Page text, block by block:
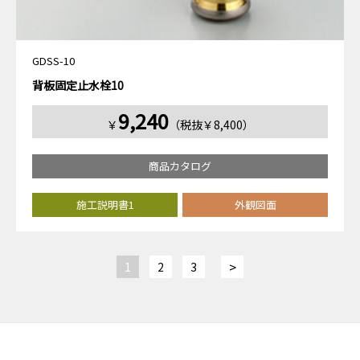
GDSS-10
背板固定止水栓10
￥ 9,240（税抜￥8,400）
商品カタログ
施工説明書1 外観図面
1 2 3 >